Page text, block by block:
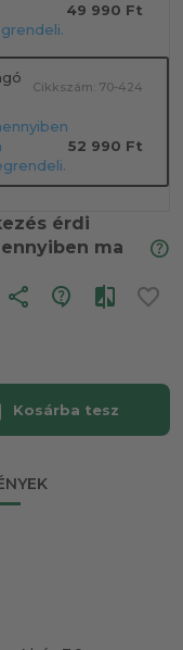
49 990 Ft
Cikkszám: 70-424
52 990 Ft
érdi
ma
share
Kosárba tesz